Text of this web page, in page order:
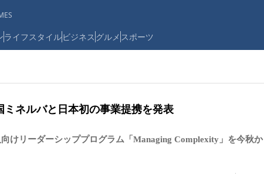
ライフスタイルビジネス グルメ スポーツ
ネルバと日本初の事業提携を発表
けリーダーシッププログラム「Managing Complexity」を今秋